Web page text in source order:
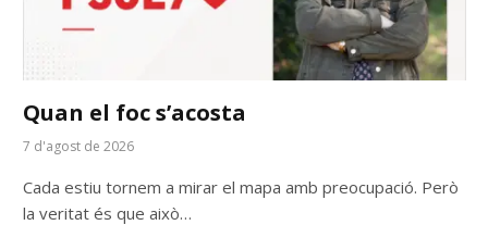
Quan el foc s’acosta
7 d'agost de 2026
Cada estiu tornem a mirar el mapa amb preocupació. Però
la veritat és que això…